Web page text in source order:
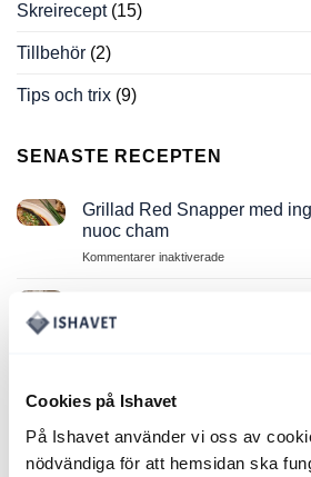
Cookies på Ishavet
På Ishavet använder vi oss av
nödvändiga för att hemsidan ska
Skreirecept(15)
Tillbehör (2)
Tips och trix (9)
SENASTE RECEPTEN
Grillad Red Snapper med
nuoc cham
Kommentarer inaktiveradeför
ishavslax, hälleflundra och
i
tre
Rimmad Torskrygg med
Kommentarer inaktiveradeför
Rimmad